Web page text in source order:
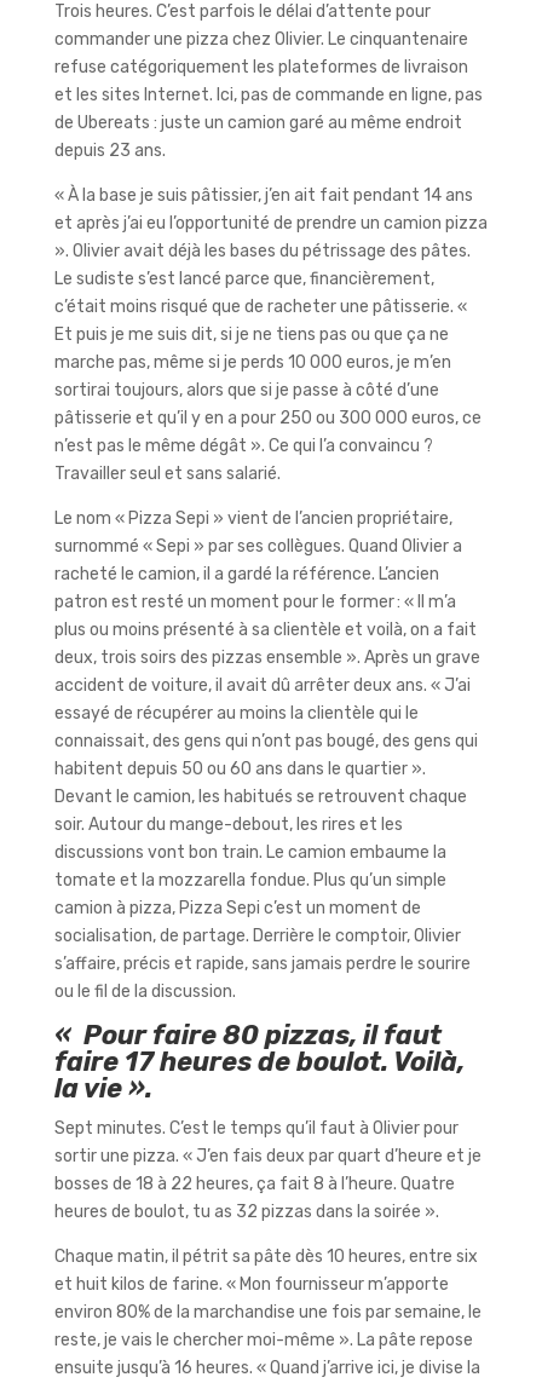
Trois heures. C’est parfois le délai d’attente pour
commander une pizza chez Olivier. Le cinquantenaire
refuse catégoriquement les plateformes de livraison
et les sites Internet. Ici, pas de commande en ligne, pas
de Ubereats : juste un camion garé au même endroit
depuis 23 ans.
« À la base je suis pâtissier, j’en ait fait pendant 14 ans
et après j’ai eu l’opportunité de prendre un camion pizza
». Olivier avait déjà les bases du pétrissage des pâtes.
Le sudiste s’est lancé parce que, financièrement,
c’était moins risqué que de racheter une pâtisserie. «
Et puis je me suis dit, si je ne tiens pas ou que ça ne
marche pas, même si je perds 10 000 euros, je m’en
sortirai toujours, alors que si je passe à côté d’une
pâtisserie et qu’il y en a pour 250 ou 300 000 euros, ce
n’est pas le même dégât ». Ce qui l’a convaincu ?
Travailler seul et sans salarié.
Le nom « Pizza Sepi » vient de l’ancien propriétaire,
surnommé « Sepi » par ses collègues. Quand Olivier a
racheté le camion, il a gardé la référence. L’ancien
patron est resté un moment pour le former : « Il m’a
plus ou moins présenté à sa clientèle et voilà, on a fait
deux, trois soirs des pizzas ensemble ». Après un grave
accident de voiture, il avait dû arrêter deux ans. « J’ai
essayé de récupérer au moins la clientèle qui le
connaissait, des gens qui n’ont pas bougé, des gens qui
habitent depuis 50 ou 60 ans dans le quartier ».
Devant le camion, les habitués se retrouvent chaque
soir. Autour du mange-debout, les rires et les
discussions vont bon train. Le camion embaume la
tomate et la mozzarella fondue. Plus qu’un simple
camion à pizza, Pizza Sepi c’est un moment de
socialisation, de partage. Derrière le comptoir, Olivier
s’affaire, précis et rapide, sans jamais perdre le sourire
ou le fil de la discussion.
« Pour faire 80 pizzas, il faut
faire 17 heures de boulot. Voilà,
la vie ».
Sept minutes. C’est le temps qu’il faut à Olivier pour
sortir une pizza. « J’en fais deux par quart d’heure et je
bosses de 18 à 22 heures, ça fait 8 à l’heure. Quatre
heures de boulot, tu as 32 pizzas dans la soirée ».
Chaque matin, il pétrit sa pâte dès 10 heures, entre six
et huit kilos de farine. « Mon fournisseur m’apporte
environ 80% de la marchandise une fois par semaine, le
reste, je vais le chercher moi-même ». La pâte repose
ensuite jusqu’à 16 heures. « Quand j’arrive ici, je divise la